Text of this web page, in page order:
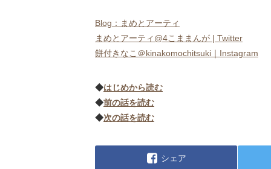
Blog：まめとアーティ
まめとアーティ@4こままんが | Twitter
餅付きなこ＠kinakomochitsuki｜Instagram
◆はじめから読む
◆前の話を読む
◆次の話を読む
シェア